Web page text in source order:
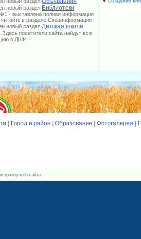
новый раздел Библиотеки
- выставлена полная информация
в разделе Специнформация
новый раздел Детская школа
. Здесь посетители сайта найдут всю
о ДШИ
Город и район Образование Фотогалерея
web-сайта: